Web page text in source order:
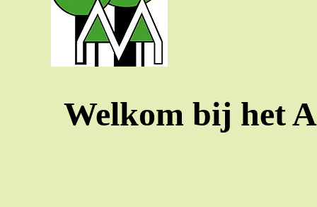
Welkom bij het